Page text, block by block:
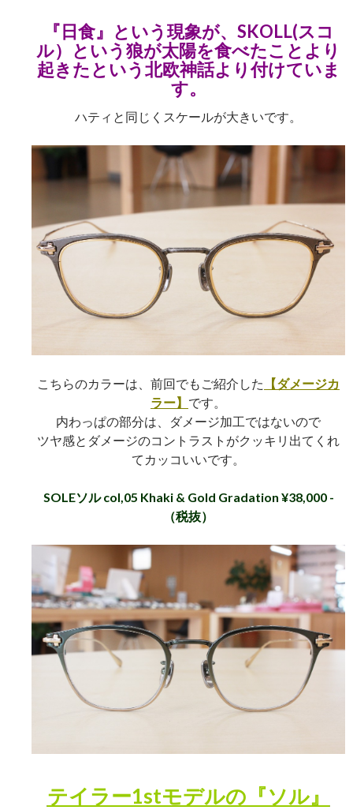
『日食』という現象が、SKOLL(スコ
ル）という狼が太陽を食べたことより
起きたという北欧神話より付けていま
す。
ハティと同じくスケールが大きいです。
こちらのカラーは、前回でもご紹介した
【ダメージカ
ラー】 です。
内わっぱの部分は、ダメージ加工ではないので
ツヤ感とダメージのコントラストがクッキリ出てくれ
てカッコいいです。
SOLEソル col,05 Khaki & Gold Gradation ¥38,000 -
（税抜）
テイラー1stモデルの『ソル』